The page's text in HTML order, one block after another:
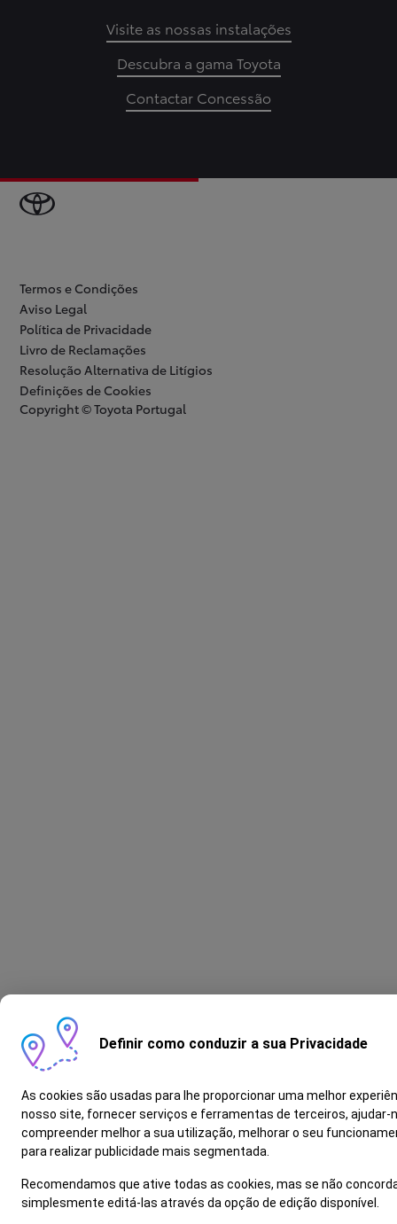
Visite as nossas instalações
Descubra a gama Toyota
Contactar Concessão
Copyright © Toyota Portugal
Termos e Condições
Aviso Legal
Política de Privacidade
Livro de Reclamações
Resolução Alternativa de Litígios
Definições de Cookies
Definir como conduzir a sua Privacidade
As cookies são usadas para lhe proporcionar uma melhor
nosso site, fornecer serviços e ferramentas de terceiros, ajudar-
compreender melhor a sua utilização, melhorar o seu
para realizar publicidade mais segmentada.
Recomendamos que ative todas as cookies, mas se não
simplesmente editá-las através da opção de edição disponível.